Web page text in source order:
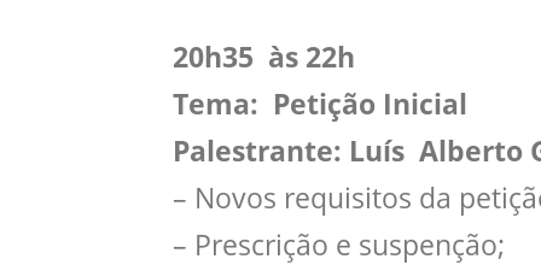
20h35 às 22h
Tema: Petição Inicial
Palestrante: Luís Alberto
– Novos requisitos da
– Prescrição e suspenção;